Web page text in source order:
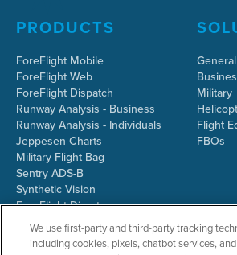
PRODUCTS
ForeFlight Mobile
ForeFlight Web
ForeFlight Dispatch
Runway Analysis - Business
Runway Analysis - Individuals
Jeppesen Charts
Military Flight Bag
Sentry ADS-B
Synthetic Vision
ForeFlight Directory
JetFuelX
CloudAhoy
Military
Flight
FBOs
We use first-party and third-party tracking
including cookies, pixels, chatbot services,